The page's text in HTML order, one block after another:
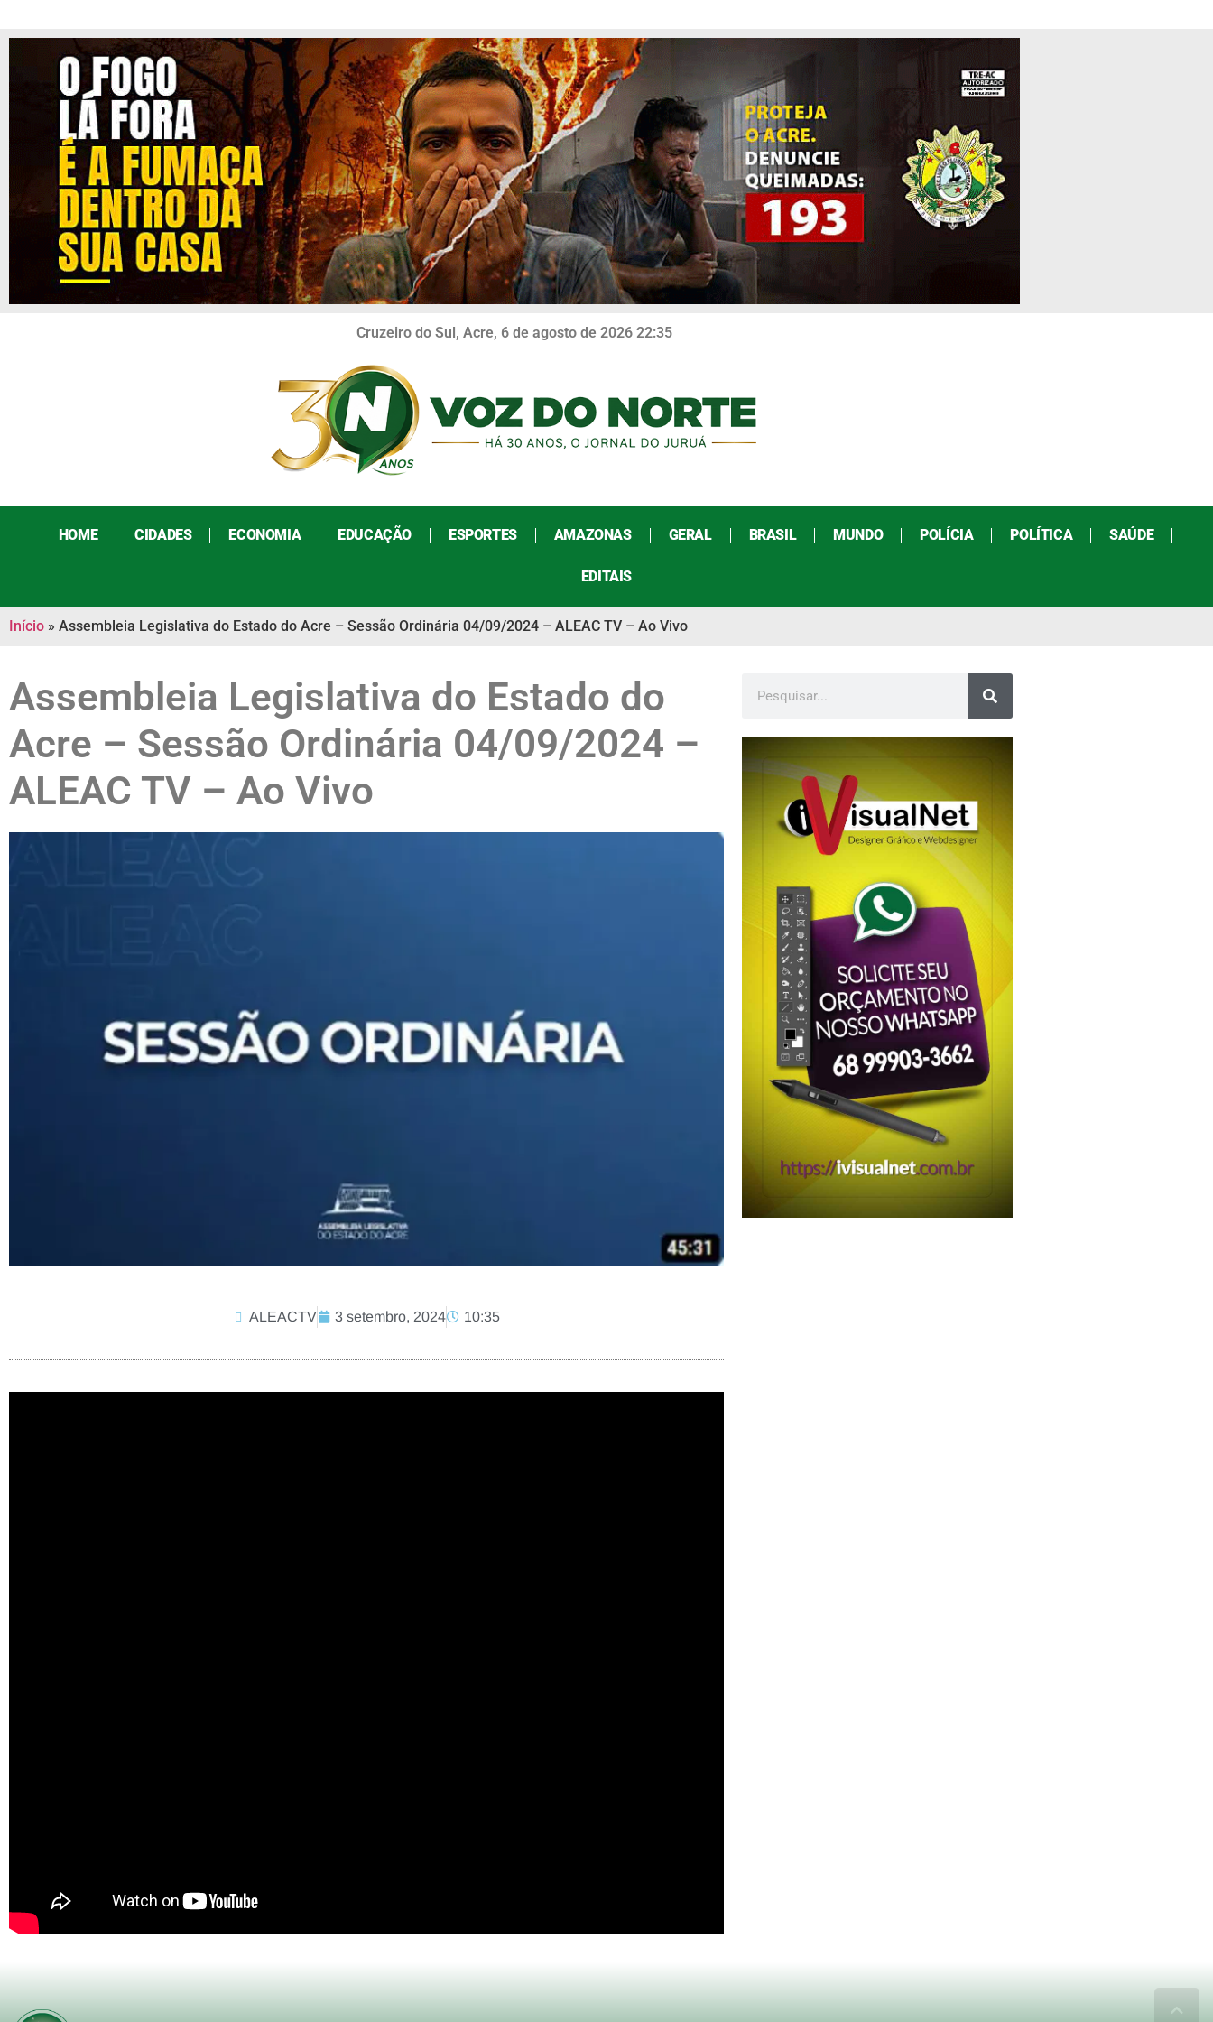
Cruzeiro do Sul, Acre, 6 de agosto de 2026 22:35
HOME CIDADES ECONOMIA EDUCAÇÃO ESPORTES AMAZONAS GERAL BRASIL MUNDO POLÍCIA POLÍTICA SAÚDE
EDITAIS
Início » Assembleia Legislativa do Estado do Acre – Sessão Ordinária 04/09/2024 – ALEAC TV – Ao Vivo
Assembleia Legislativa do Estado do
Acre – Sessão Ordinária 04/09/2024 –
ALEAC TV – Ao Vivo
ALEACTV 3 setembro, 2024 10:35